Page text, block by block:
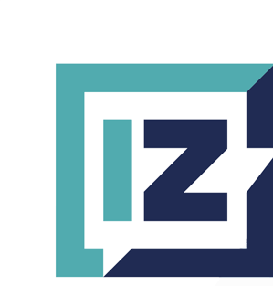
ARTIKELEN
COLUMNS